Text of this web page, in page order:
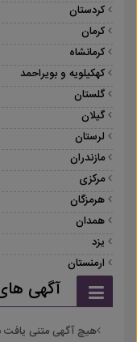
کردستان
کرمان
کرمانشاه
کهکیلویه و بویراحمد
گلستان
گیلان
لرستان
مازندران
مرکزی
هرمزگان
همدان
یزد
ارمنستان
آگهی
هیچ آگهی متنی